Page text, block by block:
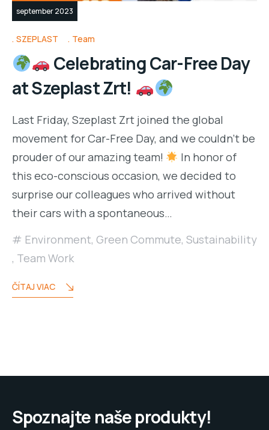
september 2023
SZEPLAST Team
Celebrating Car-Free Day
at Szeplast Zrt!
Last Friday, Szeplast Zrt joined the global
movement for Car-Free Day, and we couldn’t be
prouder of our amazing team!
In honor of
this eco-conscious occasion, we decided to
surprise our colleagues who arrived without
their cars with a spontaneous…
Environment, Green Commute, Sustainability
, Team Work
ČÍTAJ VIAC
Spoznajte naše produkty!